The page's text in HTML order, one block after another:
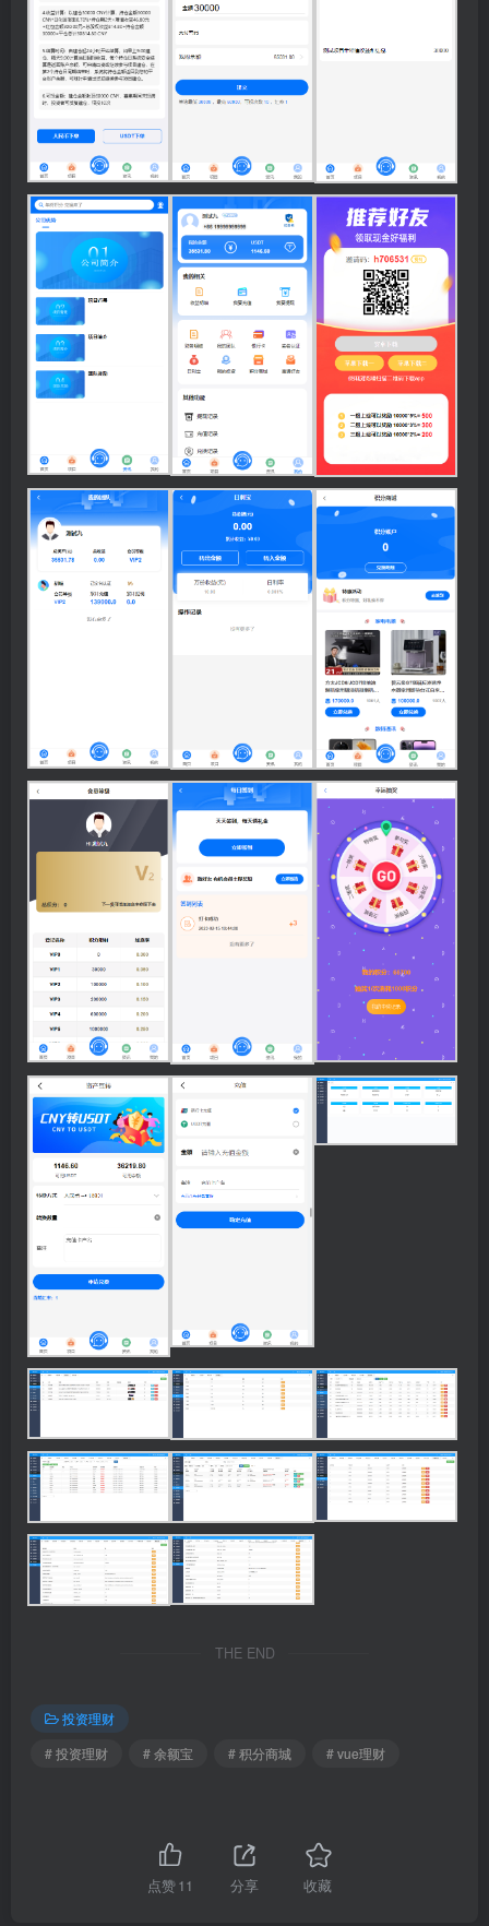
THE END
投资理财
# 投资理财
# 余额宝 # 积分商城 # vue理财
点赞11 分享 收藏